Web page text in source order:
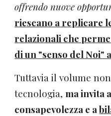
offrendo nuove
riescano a replicare
relazionali che
di un "senso del Noi"
Tuttavia il volume
tecnologia, ma invita
consapevolezza e a